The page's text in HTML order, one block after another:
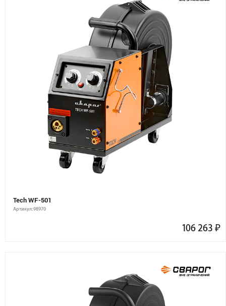
Tech WF-501
Артикул: 98970
106 263 ₽